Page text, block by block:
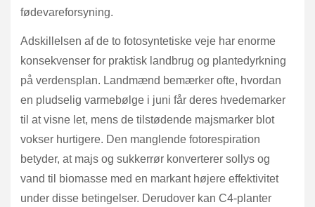
fødevareforsyning.
Adskillelsen af de to fotosyntetiske veje har enorme
konsekvenser for praktisk landbrug og plantedyrkning
på verdensplan. Landmænd bemærker ofte, hvordan
en pludselig varmebølge i juni får deres hvedemarker
til at visne let, mens de tilstødende majsmarker blot
vokser hurtigere. Den manglende fotorespiration
betyder, at majs og sukkerrør konverterer sollys og
vand til biomasse med en markant højere effektivitet
under disse betingelser. Derudover kan C4-planter